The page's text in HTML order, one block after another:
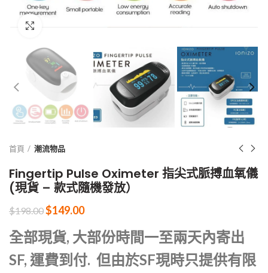
首頁 潮流物品
Fingertip Pulse Oximeter 指尖式脈搏血氧儀
(現貨 – 款式隨機發放）
$198.00$149.00
全部現貨, 大部份時間一至兩天內寄出
SF, 運費到付. 但由於SF現時只提供有限